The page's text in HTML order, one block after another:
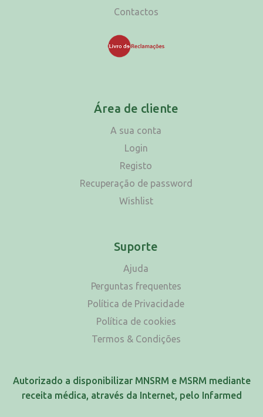
Contactos
Área de cliente
A sua conta
Login
Registo
Recuperação de password
Wishlist
Suporte
Ajuda
Perguntas frequentes
Política de Privacidade
Política de cookies
Termos & Condições
Autorizado a disponibilizar MNSRM e MSRM mediante
receita médica, através da Internet, pelo Infarmed